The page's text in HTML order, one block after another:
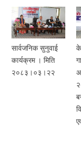
सार्वजनिक सुनुवाई
कार्यक्रम । मिति
२०८३।०३।२२